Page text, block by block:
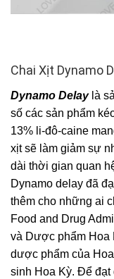
Chai Xịt Dynamo
Dynamo Delaylà
số các sản phẩm
13% li-đô-caine
xịt sẽ làm giảm sự
dài thời gian quan
Dynamo delay đã
thêm cho những ai
Food and Drug
và Dược phẩm Hoa
dược phẩm của
sinh Hoa Kỳ. Để